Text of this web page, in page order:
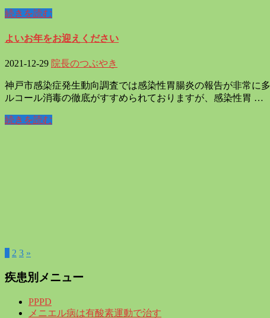
続きを読む
よいお年をお迎えください
2021-12-29 院長のつぶやき
神戸市感染症発生動向調査では感染性胃腸炎の報告が非常に
ルコール消毒の徹底がすすめられておりますが、感染性胃 …
続きを読む
2 3 »
疾患別メニュー
PPPD
メニエル病は有酸素運動で治す